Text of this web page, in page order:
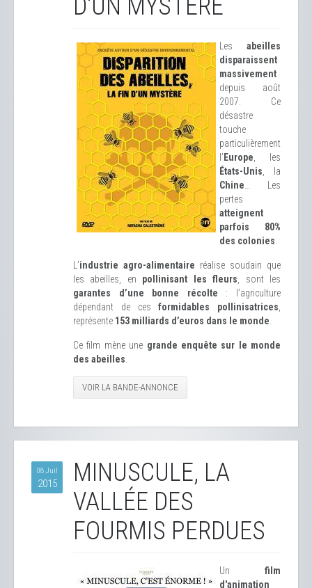
D'UN MYSTÈRE
Les abeilles
disparaissent
massivement
depuis août
2007. Ce
désastre
touche
particulièrement
l’ Europe , les
États-Unis , la
Chine … Les
pertes
atteignent
parfois 80%
des colonies
L’industrie agro-alimentaire réalise soudain que
les abeilles, en pollinisant les fleurs , sont les
garantes d’une bonne récolte : l’agriculture
dépendant de cesformidables pollinisatrices
représente 153 milliards d’euros dans le monde
Ce film mène une grande enquête sur le monde
des abeilles
VOIR LA BANDE-ANNONCE
08 Juil
2015
MINUSCULE, LA
VALLÉE DES
FOURMIS PERDUES
Un film
d'animation